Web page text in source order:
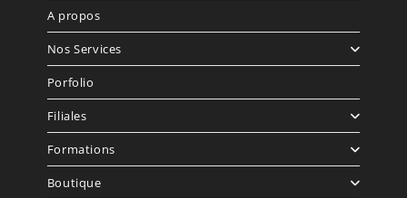
A propos
Nos Services
Porfolio
Filiales
Formations
Boutique